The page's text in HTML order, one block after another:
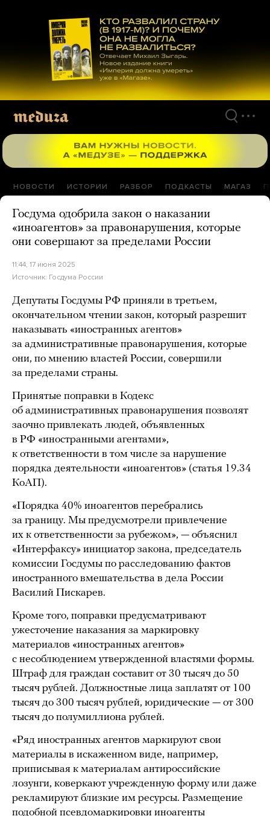
материалам
НОВОСТИ ИСТОРИИ РАЗБОР ПОДКАСТЫ МАГАЗ
Госдума одобрила закон о наказании
«иноагентов» за правонарушения, которые
они совершают за пределами России
11:44, 17 июня 2025
Источник: Госдума России
Депутаты Госдумы РФ приняли в третьем,
окончательном чтении закон, который разрешит
наказывать «иностранных агентов»
за административные правонарушения, которые
они, по мнению властей России, совершили
за пределами страны.
Принятые поправки в Кодекс
об административных правонарушения позволят
заочно привлекать людей, объявленных
в РФ «иностранными агентами»,
к ответственности в том числе за нарушение
порядка деятельности «иноагентов» (статья 19.34
КоАП).
«Порядка 40% иноагентов перебрались
за границу. Мы предусмотрели привлечение
их к ответственности за рубежом», — объяснил
«Интерфаксу» инициатор закона, председатель
комиссии Госдумы по расследованию фактов
иностранного вмешательства в дела России
Василий Пискарев.
Кроме того, поправки предусматривают
ужесточение наказания за маркировку
материалов «иностранных агентов»
с несоблюдением утвержденной властями формы.
Штраф для граждан составит от 30 тысяч до 50
тысяч рублей. Должностные лица заплатят от 100
тысяч до 300 тысяч рублей, юридические — от 300
тысяч до полумиллиона рублей.
«Ряд иностранных агентов маркируют свои
материалы в искаженном виде, например,
приписывая к материалам антироссийские
лозунги, коверкают учрежденную форму или даже
рекламируют близкие им ресурсы. Размещение
подобной псевдомаркировки иноагенты